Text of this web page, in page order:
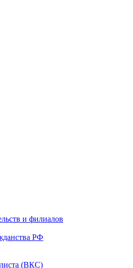
и филиалов
РФ
(ВКС)